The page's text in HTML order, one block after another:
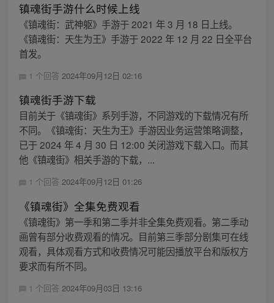
镇魂街手游什么时候上线
《镇魂街：武神躯》手游于 2021 年 3 月 18 日上线。
《镇魂街：天生为王》手游于 2022 年 12 月 22 日全平台
首发。
1 个回答 2024年09月12日 02:16
镇魂街手游下载
目前关于《镇魂街》系列手游，不同游戏的下载情况有所
不同。《镇魂街：天生为王》手游因业务运营策略调整，
已于 2024 年 4 月 30 日 12:00 关闭游戏下载入口。而其
他《镇魂街》相关手游的下载，...
1 个回答 2024年09月12日 01:26
《镇魂街》全集免费观看
《镇魂街》第一季和第二季并非全集免费观看。第二季动
画曾有部分收费观看的情况。目前第三季部分剧集可在线
观看，具体观看方式和收费情况可能因播放平台和版权方
要求而有所不同。
1 个回答 2024年09月03日 13:16